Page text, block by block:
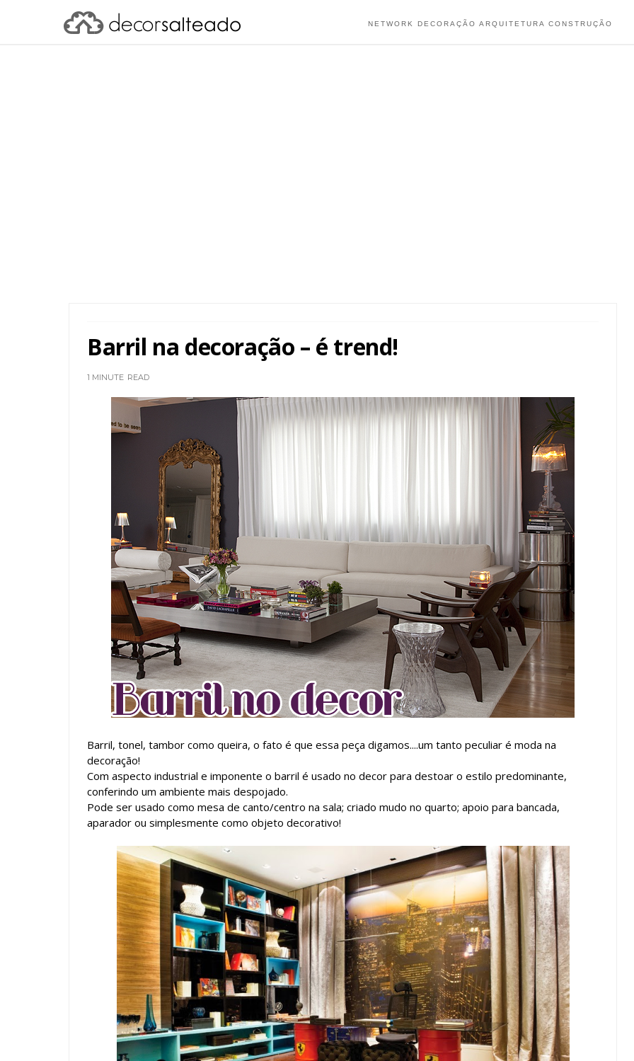
NETWORK DECORAÇÃO ARQUITETURA CONSTRUÇÃO
Barril na decoração – é trend!
1 MINUTE READ
Barril, tonel, tambor como queira, o fato é que essa peça digamos....um tanto peculiar é moda na
decoração!
Com aspecto industrial e imponente o barril é usado no decor para destoar o estilo predominante,
conferindo um ambiente mais despojado.
Pode ser usado como mesa de canto/centro na sala; criado mudo no quarto; apoio para bancada,
aparador ou simplesmente como objeto decorativo!